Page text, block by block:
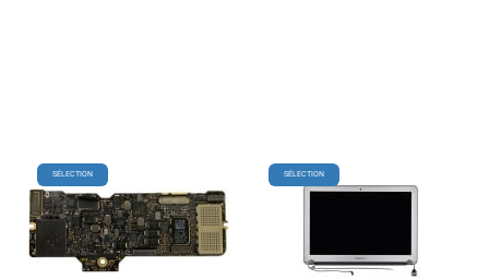
SÉLECTION Add to Wishlist
Quick View
SÉLECTION